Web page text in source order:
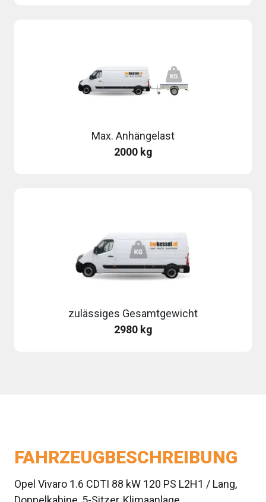
Max. Anhängelast
2000 kg
zulässiges Gesamtgewicht
2980 kg
FAHRZEUGBESCHREIBUNG
Opel Vivaro 1.6 CDTI 88 kW 120 PS L2H1 / Lang,